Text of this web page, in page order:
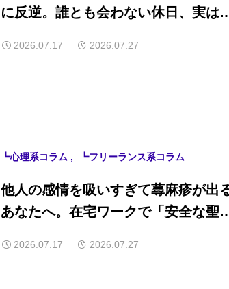
に反逆。誰とも会わない休日、実は
2026.07.17 2026.07.27
┗心理系コラム ┗フリーランス系コラム
他人の感情を吸いすぎて蕁麻疹が出
あなたへ。在宅ワークで「安全な聖
2026.07.17 2026.07.27